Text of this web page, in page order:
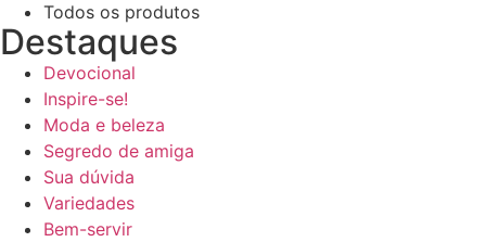
Todos os produtos
Destaques
Devocional
Inspire-se!
Moda e beleza
Segredo de amiga
Sua dúvida
Variedades
Bem-servir